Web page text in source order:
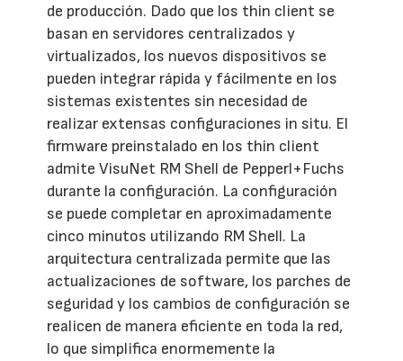
de producción. Dado que los thin client se
basan en servidores centralizados y
virtualizados, los nuevos dispositivos se
pueden integrar rápida y fácilmente en los
sistemas existentes sin necesidad de
realizar extensas configuraciones in situ. El
firmware preinstalado en los thin client
admite VisuNet RM Shell de Pepperl+Fuchs
durante la configuración. La configuración
se puede completar en aproximadamente
cinco minutos utilizando RM Shell. La
arquitectura centralizada permite que las
actualizaciones de software, los parches de
seguridad y los cambios de configuración se
realicen de manera eficiente en toda la red,
lo que simplifica enormemente la